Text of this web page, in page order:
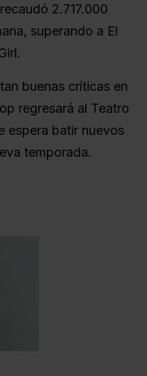
2.717.000
superando a El
buenas críticas en
regresará al Teatro
espera batir nuevos
temporada.